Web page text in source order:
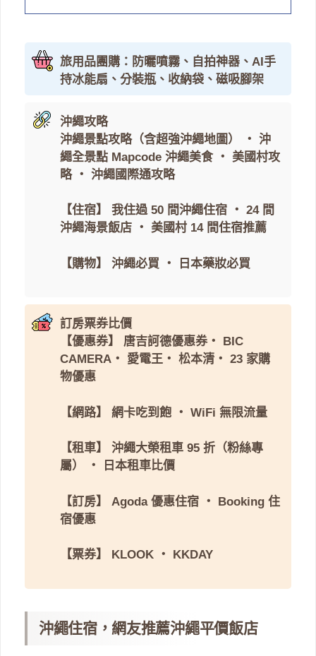
旅用品團購：防曬噴霧、自拍神器、AI手
持冰能扇、分裝瓶、收納袋、磁吸腳架
沖繩攻略
沖繩景點攻略（含超強沖繩地圖）
・ 沖
繩全景點 Mapcode 沖繩美食・ 美國村攻
略・ 沖繩國際通攻略
【住宿】 我住過 50 間沖繩住宿 ・ 24 間
沖繩海景飯店 ・ 美國村 14 間住宿推薦
【購物】 沖繩必買 ・ 日本藥妝必買
訂房票券比價
【優惠券】
唐吉訶德優惠券・
BIC
CAMERA ・ 愛電王 ・ 松本清 ・ 23 家購
物優惠
【網路】 網卡吃到飽 ・ WiFi 無限流量
【租車】
沖繩大榮租車 95 折（粉絲專
屬）
・ 日本租車比價
【訂房】 Agoda 優惠住宿 ・ Booking 住
宿優惠
【票券】 KLOOK ・ KKDAY
沖繩住宿，網友推薦沖繩平價飯店